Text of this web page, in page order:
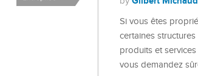
Si vous êtes
certaines
produits et
vous demandez